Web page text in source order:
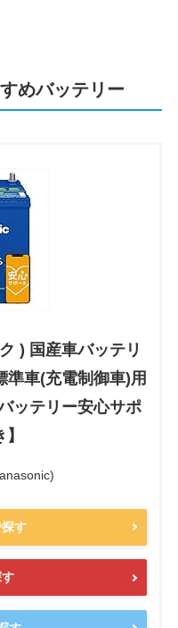
めバッテリー
) 国産車バッテリ
車(充電制御車)用
ッテリー安心サポ
す